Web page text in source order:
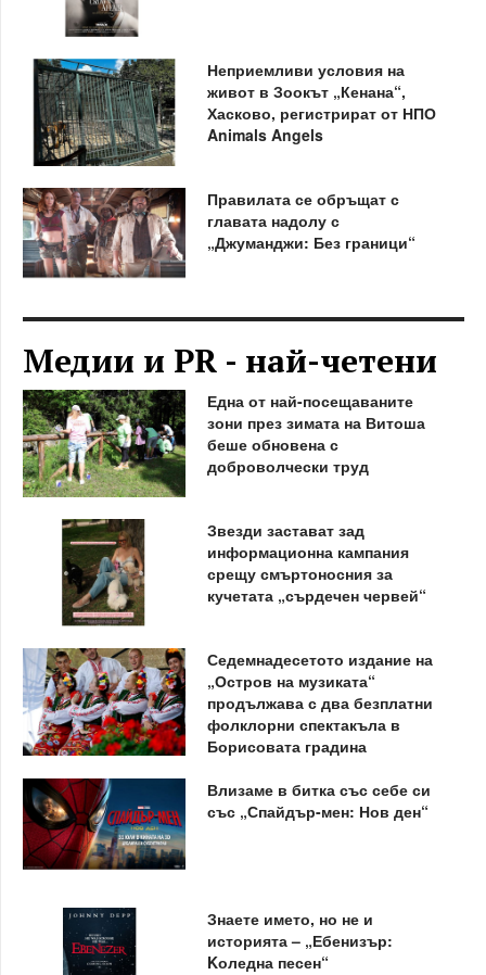
Неприемливи условия на
живот в Зоокът „Кенана“,
Хасково, регистрират от НПО
Animals Angels
Правилата се обръщат с
главата надолу с
„Джуманджи: Без граници“
Медии и PR - най-четени
Една от най-посещаваните
зони през зимата на Витоша
беше обновена с
доброволчески труд
Звезди застават зад
информационна кампания
срещу смъртоносния за
кучетата „сърдечен червей“
Седемнадесетото издание на
„Остров на музиката“
продължава с два безплатни
фолклорни спектакъла в
Борисовата градина
Влизаме в битка със себе си
със „Спайдър-мен: Нов ден“
Знаете името, но не и
историята – „Ебенизър:
Kоледна песен“